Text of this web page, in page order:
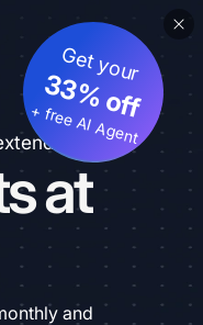
at
Get your
33% off
+ free AI Agent
and